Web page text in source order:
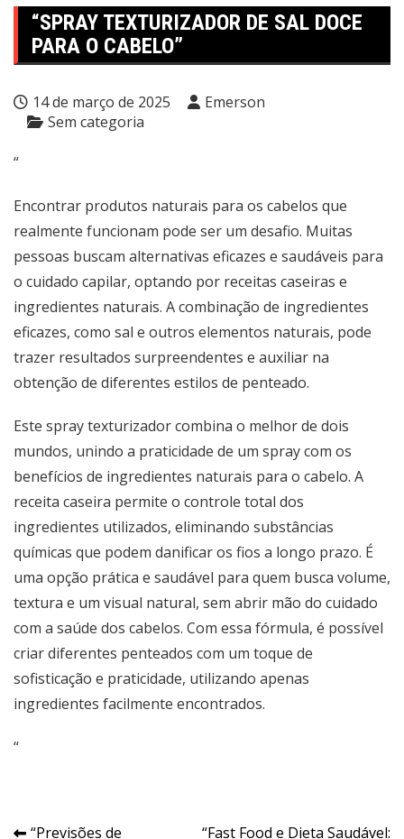
“SPRAY TEXTURIZADOR DE SAL DOCE
PARA O CABELO”
14 de março de 2025
Emerson
Sem categoria
“
Encontrar produtos naturais para os cabelos que
realmente funcionam pode ser um desafio. Muitas
pessoas buscam alternativas eficazes e saudáveis para
o cuidado capilar, optando por receitas caseiras e
ingredientes naturais. A combinação de ingredientes
eficazes, como sal e outros elementos naturais, pode
trazer resultados surpreendentes e auxiliar na
obtenção de diferentes estilos de penteado.
Este spray texturizador combina o melhor de dois
mundos, unindo a praticidade de um spray com os
benefícios de ingredientes naturais para o cabelo. A
receita caseira permite o controle total dos
ingredientes utilizados, eliminando substâncias
químicas que podem danificar os fios a longo prazo. É
uma opção prática e saudável para quem busca volume,
textura e um visual natural, sem abrir mão do cuidado
com a saúde dos cabelos. Com essa fórmula, é possível
criar diferentes penteados com um toque de
sofisticação e praticidade, utilizando apenas
ingredientes facilmente encontrados.
“
“Previsões de
“Fast Food e Dieta Saudável: